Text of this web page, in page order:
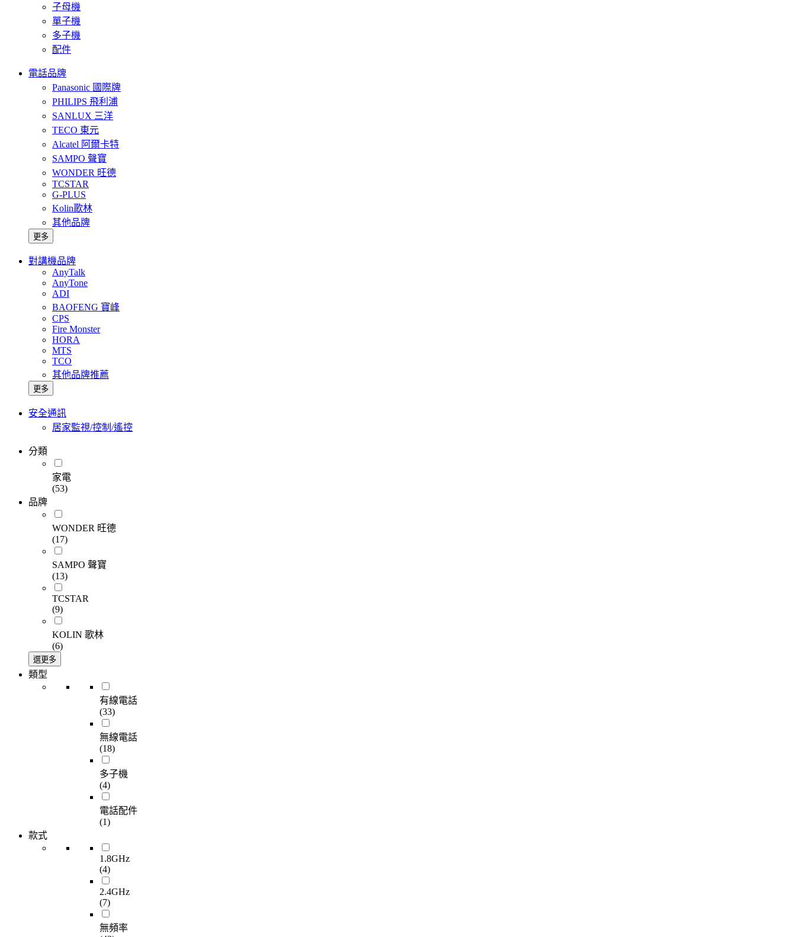
子母機
單子機
多子機
配件
電話品牌
Panasonic 國際牌
PHILIPS 飛利浦
SANLUX 三洋
TECO 東元
Alcatel 阿爾卡特
SAMPO 聲寶
WONDER 旺德
TCSTAR
G-PLUS
Kolin歌林
其他品牌
更多
對講機品牌
AnyTalk
AnyTone
ADI
BAOFENG 寶峰
CPS
Fire Monster
HORA
MTS
TCO
其他品牌推薦
更多
安全通訊
居家監視/控制/遙控
分類
家電
(53)
品牌
WONDER 旺德
(17)
SAMPO 聲寶
(13)
TCSTAR
(9)
KOLIN 歌林
(6)
選更多
類型
有線電話
(33)
無線電話
(18)
多子機
(4)
電話配件
(1)
款式
1.8GHz
(4)
2.4GHz
(7)
無頻率